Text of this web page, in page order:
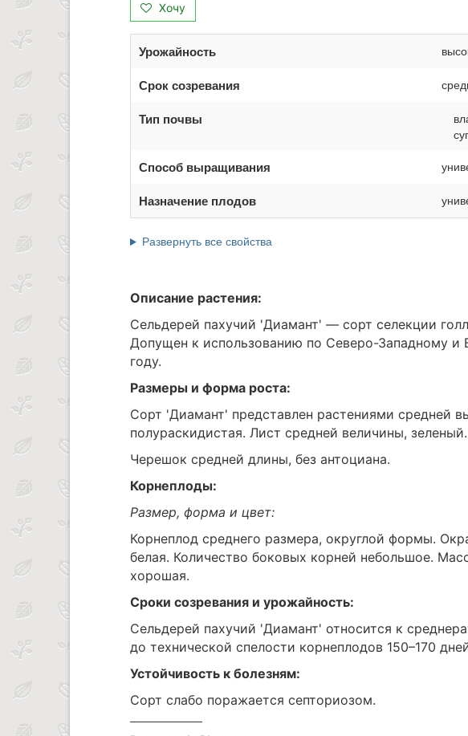
Хочу
Урожайность
Срок созревания
Тип почвы
Способ выращивания
Назначение плодов
Развернуть все свойства
Описание растения:
Сельдерей пахучий 'Диамант' — сорт селекции
Допущен к использованию по Северо-Западному и
году.
Размеры и форма роста:
Сорт 'Диамант' представлен растениями средней
полураскидистая. Лист средней величины, зеленый.
Черешок средней длины, без антоциана.
Корнеплоды:
Размер, форма и цвет:
Корнеплод среднего размера, округлой формы.
белая. Количество боковых корней небольшое.
хорошая.
Сроки созревания и урожайность:
Сельдерей пахучий 'Диамант' относится к
до технической спелости корнеплодов 150–170
Устойчивость к болезням:
Сорт слабо поражается септориозом.